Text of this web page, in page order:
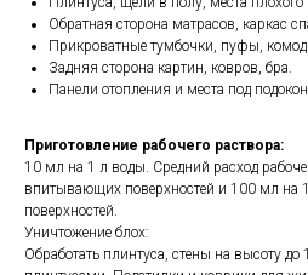
Обратная сторона матрасов, каркас
Прикроватные тумбочки, пуфы,
Задняя сторона картин, ковров, бра.
Панели отопления и места под
Приготовление рабочего раствора:
10 мл на 1 л воды. Средний расход
впитывающих поверхностей и 100 мл
поверхностей.
Уничтожение блох:
Обработать плинтуса, стены на высоту